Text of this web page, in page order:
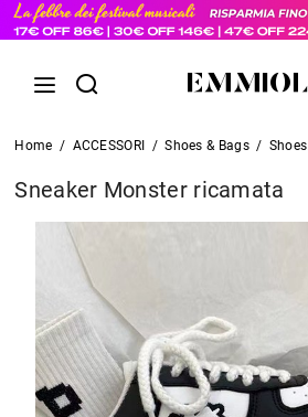
Home / ACCESSORI / Shoes & Bags / Shoes
Sneaker Monster ricamata